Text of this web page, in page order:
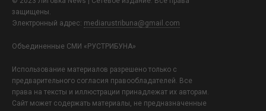
защищены.
Электронный адрес: mediarustribuna@gmail.com
Объединенные СМИ «РУСТРИБУНА»
Использование материалов разрешено только с
предварительного согласия правообладателей. Все
права на тексты и иллюстрации принадлежат их авторам.
Сайт может содержать материалы, не предназначенные